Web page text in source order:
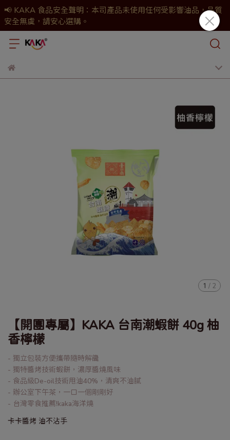
📢 KAKA 食品安全聲明：本司產品未使用任何受影響油品，品質
安全無虞，請安心選購。
1 / 2
【開團專屬】KAKA 台南潮蝦餅 40g 柚
香檸檬
- 獨立包裝方便攜帶隨時解饞
- 獨特醬烤技術蝦餅，濃厚醬燒風味
- 食品級De-oil技術甩油40%，清爽不油膩
- 辦公室下午茶，一口一個剛剛好
- 台灣零食推薦!kaka海洋燒
卡卡醬烤 油不沾手